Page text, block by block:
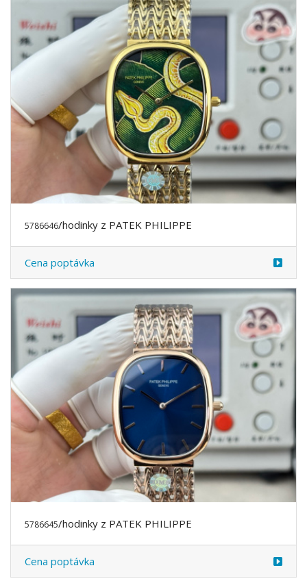
5786646/hodinky z PATEK PHILIPPE
Cena poptávka
5786645/hodinky z PATEK PHILIPPE
Cena poptávka